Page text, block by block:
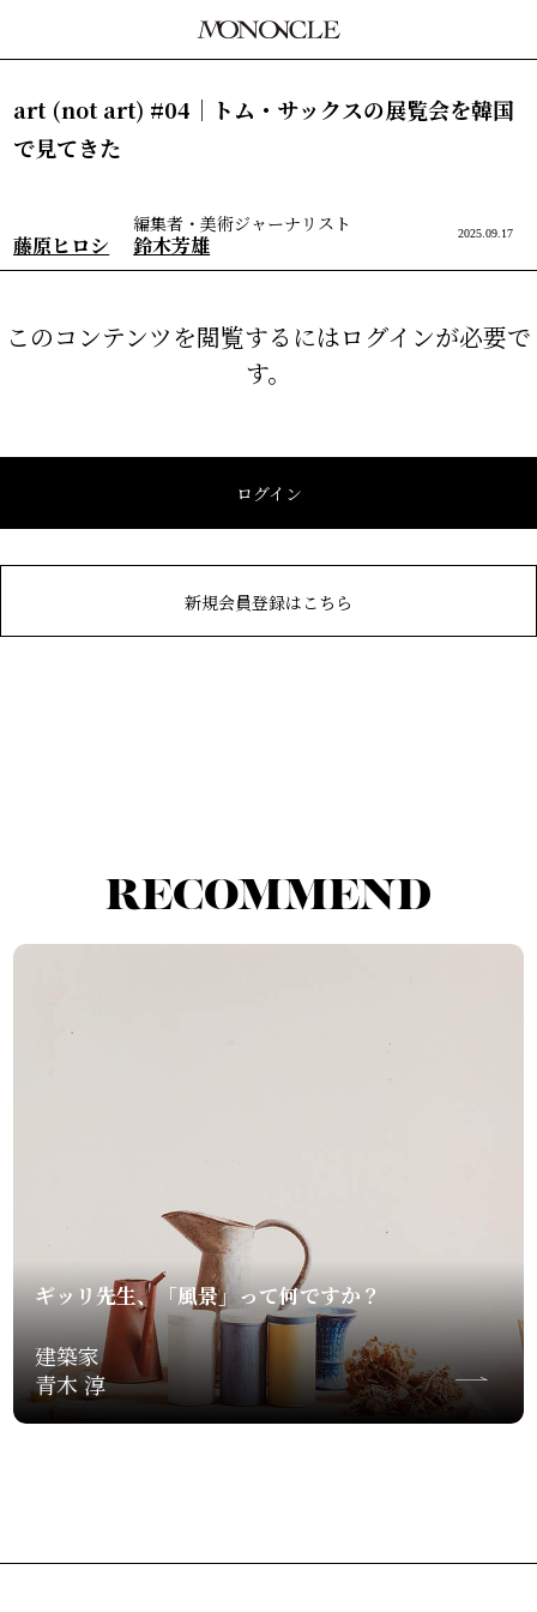
art (not art) #04｜トム・サックスの展覧会を韓国
で見てきた
藤原ヒロシ
編集者・美術ジャーナリスト
鈴木芳雄 2025.09.17
このコンテンツを閲覧するにはログインが必要で
す。
ログイン
新規会員登録はこちら
RECOMMEND
ギッリ先生、「風景」って何ですか？
建築家
青木 淳